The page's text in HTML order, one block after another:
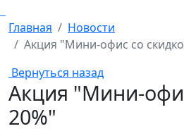
Главная
Новости
Акция "Мини-офис со
Вернуться назад
Акция "Мини-
20%"